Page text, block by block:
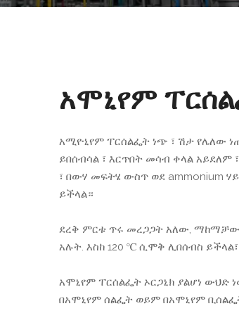
አሞኒየም
አሚዮኒየም ፐርሰልፌት ነጭ ፣ ሽታ የሌለው
ይበሰብሳል ፣ እርጥበት መሳብ ቀላል
፣ በውሃ መፍትሄ ውስጥ ወደ ammonium
ይችላል።
ደረቅ ምርቱ ጥሩ መረጋጋት አለው, ማከማቻው
አሉት. እስከ 120 ℃ ሲሞቅ ሊበሰብስ
አሞኒየም ፐርሰልፌት ኦርጋኒክ ያልሆነ
በአሞኒየም ሰልፌት ወይም በአሞኒየም